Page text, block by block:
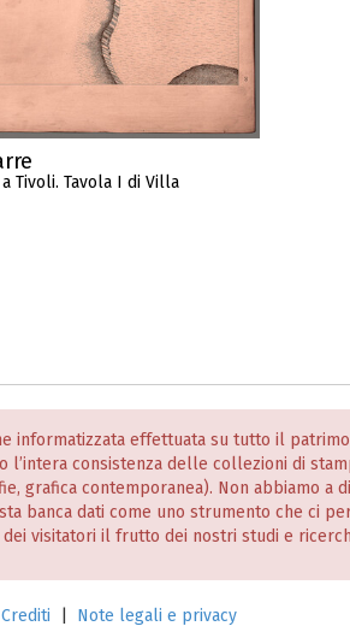
Tivoli. Tavola I di Villa
informatizzata effettuata su tutto il
consistenza delle collezioni di
grafica contemporanea). Non abbiamo
banca dati come uno strumento che ci
visitatori il frutto dei nostri studi e
Crediti Note legali e privacy